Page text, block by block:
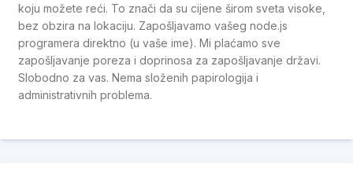
koju možete reći. To znači da su cijene širom sveta visoke,
bez obzira na lokaciju. Zapošljavamo vašeg node.js
programera direktno (u vaše ime). Mi plaćamo sve
zapošljavanje poreza i doprinosa za zapošljavanje državi.
Slobodno za vas. Nema složenih papirologija i
administrativnih problema.